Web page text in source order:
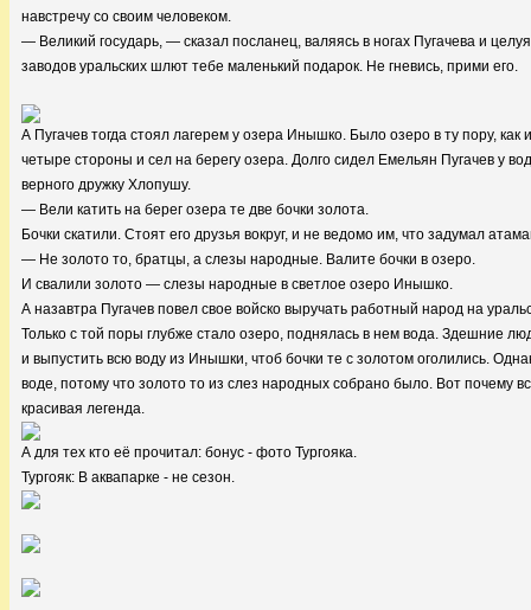
навстречу со своим человеком.
— Великий государь, — сказал посланец, валяясь в ногах Пугачева и
заводов уральских шлют тебе маленький подарок. Не гневись, прими его.
А Пугачев тогда стоял лагерем у озера Инышко. Было озеро в ту пору, как
четыре стороны и сел на берегу озера. Долго сидел Емельян Пугачев у
верного дружку Хлопушу.
— Вели катить на берег озера те две бочки золота.
Бочки скатили. Стоят его друзья вокруг, и не ведомо им, что задумал
— Не золото то, братцы, а слезы народные. Валите бочки в озеро.
И свалили золото — слезы народные в светлое озеро Инышко.
А назавтра Пугачев повел свое войско выручать работный народ на
Только с той поры глубже стало озеро, поднялась в нем вода. Здешние
и выпустить всю воду из Инышки, чтоб бочки те с золотом оголились.
воде, потому что золото то из слез народных собрано было. Вот почему
красивая легенда.
А для тех кто её прочитал: бонус - фото Тургояка.
Тургояк: В аквапарке - не сезон.